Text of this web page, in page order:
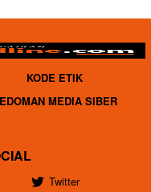
KODE ETIK
MEDIA SIBER
Twitter